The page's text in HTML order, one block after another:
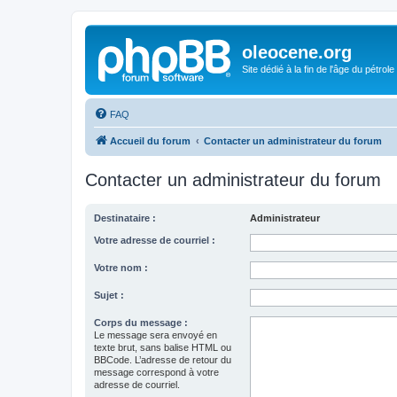
oleocene.org
Site dédié à la fin de l'âge du pétrole
FAQ
Accueil du forum Contacter un administrateur du forum
Contacter un administrateur du forum
Destinataire : Administrateur
Votre adresse de courriel :
Votre nom :
Sujet :
Corps du message :
Le message sera envoyé en
texte brut, sans balise HTML ou
BBCode. L’adresse de retour du
message correspond à votre
adresse de courriel.